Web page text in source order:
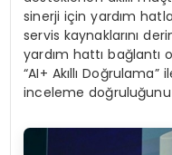
sinerji için yardım
servis kaynaklarını
yardım hattı bağlantı
“AI+ Akıllı
inceleme doğruluğunu